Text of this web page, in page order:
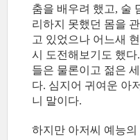
춤을 배우려 했고, 술
리하지 못했던 몸을
고 있었으나 어느새
시 도전해보기도 했
들은 물론이고 젊은
다. 심지어 귀여운 아
니 말이다.
하지만 아저씨 예능의